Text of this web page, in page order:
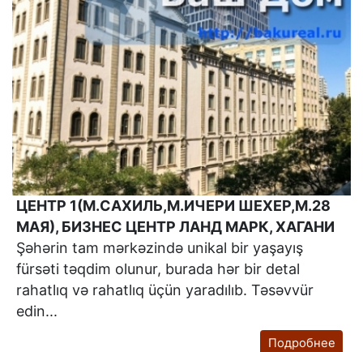
ЦЕНТР 1(М.САХИЛЬ,М.ИЧЕРИ ШЕХЕР,М.28
МАЯ), БИЗНЕС ЦЕНТР ЛАНД МАРК, ХАГАНИ
Şəhərin tam mərkəzində unikal bir yaşayış
fürsəti təqdim olunur, burada hər bir detal
rahatlıq və rahatlıq üçün yaradılıb. Təsəvvür
edin...
Подробнее